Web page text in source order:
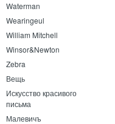
Waterman
Wearingeul
William Mitchell
Winsor&Newton
Zebra
Вещь
Искусство красивого
письма
Малевичъ